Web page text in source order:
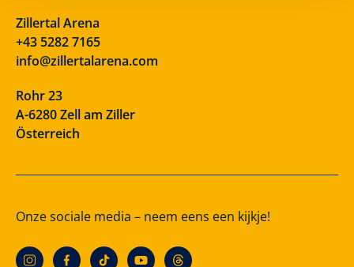
Zillertal Arena
+43 5282 7165
info@zillertalarena.com
Rohr 23
A-6280 Zell am Ziller
Österreich
Onze sociale media – neem eens een kijkje!